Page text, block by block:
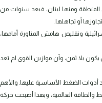
المنطقة ومنها لبنان، فبعد سنوات من
أو تجاهلها.
وتقليص هامش المناورة أمامها،
بلا ثمن، وأن موازين القوى لم تعد
أدوات الضغط الأساسية عليها. والأهم
العالمية، وبهذا أصبحت حركة